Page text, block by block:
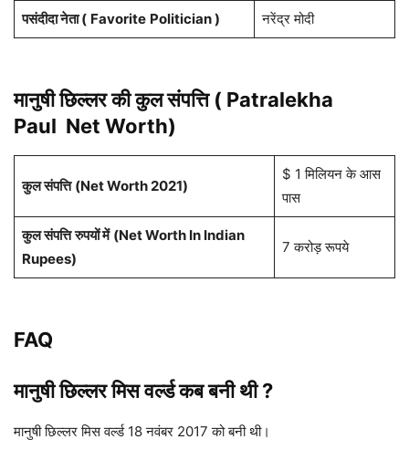
पसंदीदा नेता ( Favorite Politician ) नरेंद्र मोदी
मानुषी छिल्लर की कुल संपत्ति ( Patralekha
Paul Net Worth)
कुल संपत्ति (Net Worth 2021)
$ 1 मिलियन के आस
पास
कुल संपत्ति रुपयों में (Net Worth In Indian
Rupees)
7 करोड़ रूपये
FAQ
मानुषी छिल्लर मिस वर्ल्ड कब बनी थी ?
मानुषी छिल्लर मिस वर्ल्ड 18 नवंबर 2017 को बनी थी।